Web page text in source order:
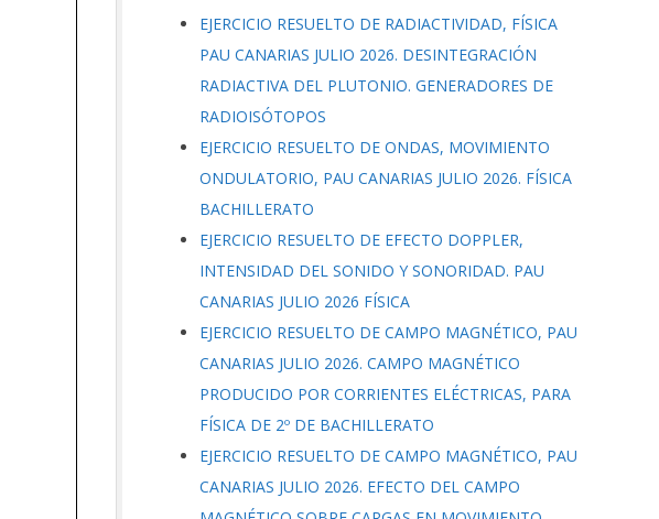
EJERCICIO RESUELTO DE RADIACTIVIDAD, FÍSICA
PAU CANARIAS JULIO 2026. DESINTEGRACIÓN
RADIACTIVA DEL PLUTONIO. GENERADORES DE
RADIOISÓTOPOS
EJERCICIO RESUELTO DE ONDAS, MOVIMIENTO
ONDULATORIO, PAU CANARIAS JULIO 2026. FÍSICA
BACHILLERATO
EJERCICIO RESUELTO DE EFECTO DOPPLER,
INTENSIDAD DEL SONIDO Y SONORIDAD. PAU
CANARIAS JULIO 2026 FÍSICA
EJERCICIO RESUELTO DE CAMPO MAGNÉTICO, PAU
CANARIAS JULIO 2026. CAMPO MAGNÉTICO
PRODUCIDO POR CORRIENTES ELÉCTRICAS, PARA
FÍSICA DE 2º DE BACHILLERATO
EJERCICIO RESUELTO DE CAMPO MAGNÉTICO, PAU
CANARIAS JULIO 2026. EFECTO DEL CAMPO